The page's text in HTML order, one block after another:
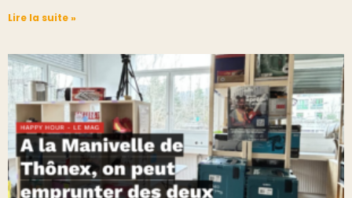
Lire la suite »